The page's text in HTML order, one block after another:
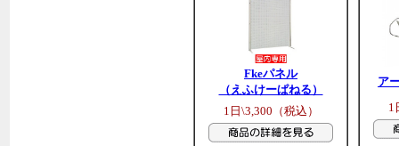
Fkeパネル
（えふけーぱねる）
1日\3,300（税込）
ア
1